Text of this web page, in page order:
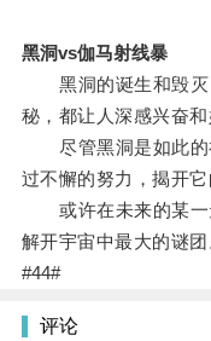
黑洞vs伽马射线暴
黑洞的诞生和毁灭
秘，都让人深感兴奋和
尽管黑洞是如此的
过不懈的努力，揭开
或许在未来的某一
解开宇宙中最大的谜团
#44#
评论